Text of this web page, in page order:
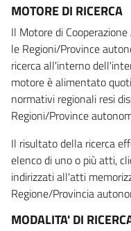
MOTORE DI RICERCA
Il Motore di
le Regioni/Province
ricerca all'interno
motore è alimentato
normativi regionali resi
Regioni/Province
Il risultato della ricerca
elenco di uno o più atti,
indirizzati all'atti
Regione/Provincia
MODALITA' DI